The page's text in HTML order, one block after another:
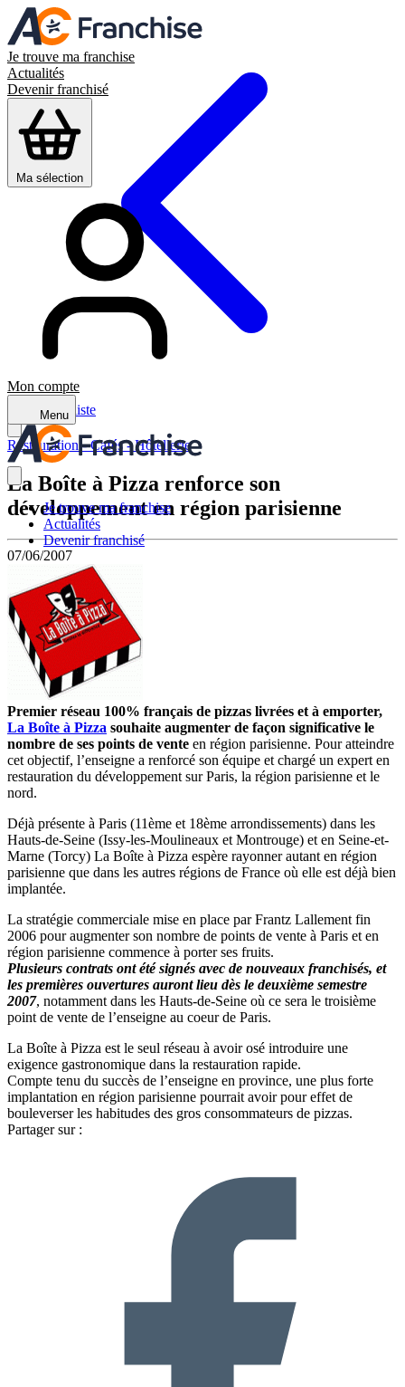
Je trouve ma franchise
Actualités
Devenir franchisé
Ma sélection
Mon compte
Menu
Je trouve ma franchise
Actualités
Devenir franchisé
Retour à la liste
Restauration - Cafés - Hôtellerie
La Boîte à Pizza renforce son
développement en région parisienne
07/06/2007
Premier réseau 100% français de pizzas livrées et à emporter,
La Boîte à Pizza souhaite augmenter de façon significative le
nombre de ses points de vente en région parisienne. Pour atteindre
cet objectif, l’enseigne a renforcé son équipe et chargé un expert en
restauration du développement sur Paris, la région parisienne et le
nord.
Déjà présente à Paris (11ème et 18ème arrondissements) dans les
Hauts-de-Seine (Issy-les-Moulineaux et Montrouge) et en Seine-et-
Marne (Torcy) La Boîte à Pizza espère rayonner autant en région
parisienne que dans les autres régions de France où elle est déjà bien
implantée.
La stratégie commerciale mise en place par Frantz Lallement fin
2006 pour augmenter son nombre de points de vente à Paris et en
région parisienne commence à porter ses fruits.
Plusieurs contrats ont été signés avec de nouveaux franchisés, et
les premières ouvertures auront lieu dès le deuxième semestre
2007, notamment dans les Hauts-de-Seine où ce sera le troisième
point de vente de l’enseigne au coeur de Paris.
La Boîte à Pizza est le seul réseau à avoir osé introduire une
exigence gastronomique dans la restauration rapide.
Compte tenu du succès de l’enseigne en province, une plus forte
implantation en région parisienne pourrait avoir pour effet de
bouleverser les habitudes des gros consommateurs de pizzas.
Partager sur :